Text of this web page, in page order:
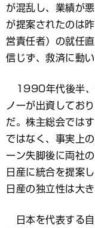
が混乱し、業績が
が提案されたのは
営責任者）の就任
信じず、救済に動
1990年代後半、
ノーが出資してお
だ。株主総会では
ではなく、事実上
ーン失脚後に両社
日産に統合を提案
日産の独立性は大
日本を代表する自